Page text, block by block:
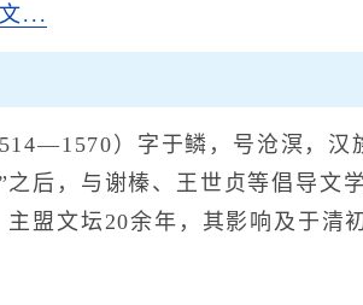
...
）字于鳞，号沧溟，汉
之后，与谢榛、王世贞等倡导文
主盟文坛20余年，其影响及于清初